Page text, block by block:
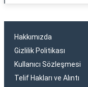
Hakkımızda
Gizlilik Politikası
Kullanıcı Sözleşmesi
Telif Hakları ve Alıntı